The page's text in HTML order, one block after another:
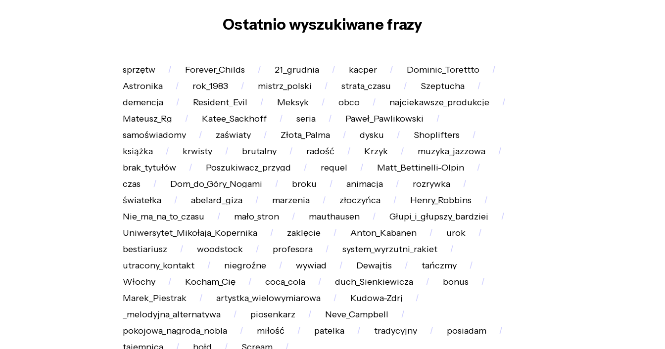
Ostatnio wyszukiwane frazy
sprzętw Forever_Childs 21_grudnia kacper
Dominic_Torettto
Astronika
rok_1983 mistrz_polski strata_czasu
Szeptucha
demencja
Resident_Evil Meksyk obco
najciekawsze_produkcje
Mateusz_Rg
Katee_Sackhoff seria
Paweł_Pawlikowski
samoświadomy
zaświaty Złota_Palma dysku
Shoplifters
książka
krwisty brutalny radość Krzyk
muzyka_jazzowa
brak_tytułów
Poszukiwacz_przygd requel
Matt_Bettinelli-Olpin
czas
Dom_do_Góry_Nogami broku animacja
rozrywka
światełka
abelard_giza marzenia złoczyńca
Henry_Robbins
Nie_ma_na_to_czasu
mało_stron mauthausen
Głupi_i_głupszy_bardziej
Uniwersytet_Mikołaja_Kopernika
zaklęcie Anton_Kabanen
urok
bestiariusz
woodstock profesora
system_wyrzutni_rakiet
utracony_kontakt
niegroźne wywiad Dewajtis
tańczmy
Włochy
Kocham_Cię coca_cola duch_Sienkiewicza
bonus
Marek_Piestrak
artystka_wielowymiarowa
Kudowa-Zdrj
_melodyjna_alternatywa
piosenkarz
Neve_Campbell
pokojowa_nagroda_nobla
miłość patelka tradycyjny
posiadam